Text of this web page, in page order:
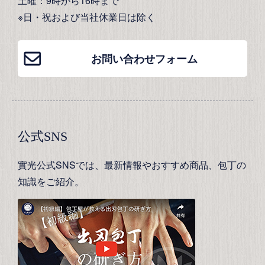
※日・祝および当社休業日は除く
お問い合わせフォーム
公式SNS
實光公式SNSでは、最新情報やおすすめ商品、包丁の
知識をご紹介。